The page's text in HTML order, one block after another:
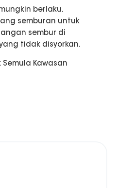
berlaku.
semburan untuk
sembur di
tidak disyorkan.
Semula Kawasan